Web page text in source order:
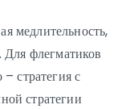
Форекс
для
рынка
Forex:
медлительность,
Для флегматиков
стратегия с
стратегии